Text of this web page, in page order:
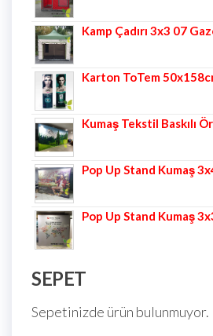
Kamp Çadırı 3x3 07
Karton ToTem
Kumaş Tekstil Baskılı
Pop Up Stand Kumaş
Pop Up Stand Kumaş
SEPET
Sepetinizde ürün bulunmuyor.